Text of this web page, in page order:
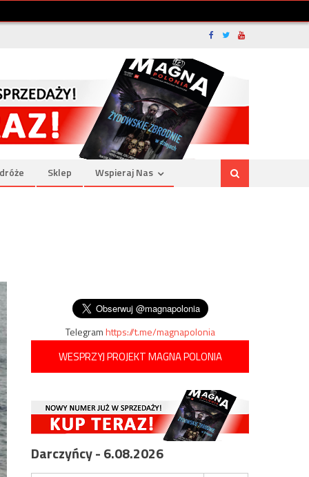
Sklep Wspieraj Nas
Telegramhttps://t.me/magnapolonia
WESPRZYJ PROJEKT MAGNA POLONIA
Darczyńcy - 6.08.2026